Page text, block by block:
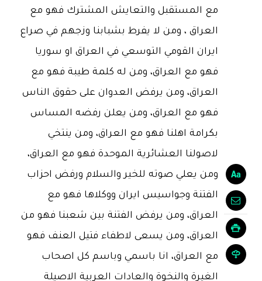
مع المستقبل والتعايش المشترك فهو مع
العراق ، ومن لا يفرط بشبابنا وزجهم في صراع
ايران القومي التوسعي في العراق او سوريا
فهو مع العراق، ومن له كلمة طيبة فهو مع
العراق، ومن يرفض العدوان على حقوق الناس
فهو مع العراق، ومن يعلن رفضه المساس
بكرامة اهلنا فهو مع العراق، ومن ينتخي
لاصولنا العشائرية الموحدة فهو مع العراق،
ومن يعلي صوته للخير والسلام ورفض احزاب
الفتنة وجواسيس ايران ووكلاها فهو مع
العراق، ومن يرفض الفتنة بين شعبنا فهو من
العراق، ومن يسعى لاطفاء فتيل العنف فهو
مع العراق، انا باسمي وباسم كل اصحاب
الغيرة والنخوة والعادات العربية الاصيلة